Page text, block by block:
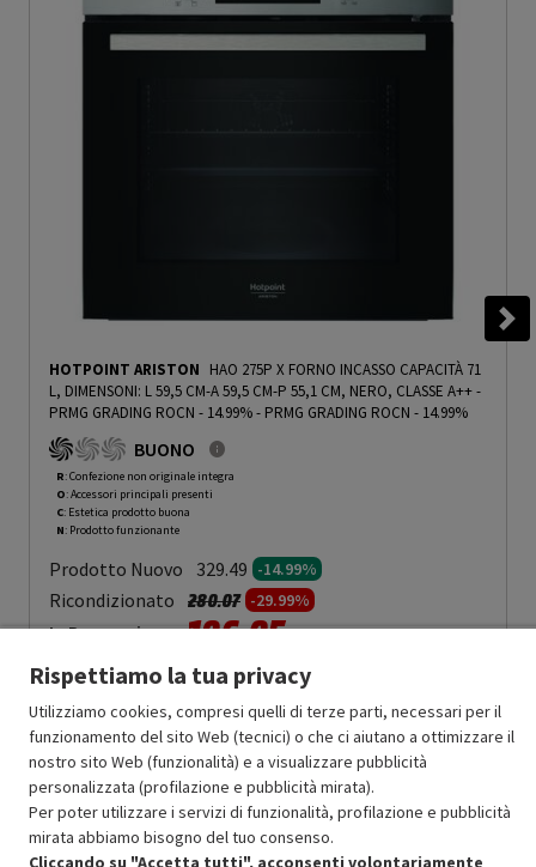
HOTPOINT ARISTON HAO 275P X FORNO INCASSO CAPACITÀ 71
L, DIMENSONI: L 59,5 CM-A 59,5 CM-P 55,1 CM, NERO, CLASSE A++ -
PRMG GRADING ROCN - 14.99%- PRMG GRADING ROCN - 14.99%
BUONO
R: Confezione non originale integra
O: Accessori principali presenti
C: Estetica prodotto buona
N: Prodotto funzionante
Prodotto Nuovo 329.49 -14.99%
Ricondizionato Prezzo ridotto da
280.07a-29.99%
In Promozione 196.05
Aggiungi al carrello
SCONTO RICONDIZIONATI
Approfitta dello sconto del 30% sul prodotto ricondizionato.
Rispettiamo la tua privacy
Utilizziamo cookies, compresi quelli di terze parti, necessari per il
funzionamento del sito Web (tecnici) o che ci aiutano a ottimizzare il
nostro sito Web (funzionalità) e a visualizzare pubblicità
personalizzata (profilazione e pubblicità mirata).
Per poter utilizzare i servizi di funzionalità, profilazione e pubblicità
mirata abbiamo bisogno del tuo consenso.
Cliccando su "Accetta tutti", acconsenti volontariamente